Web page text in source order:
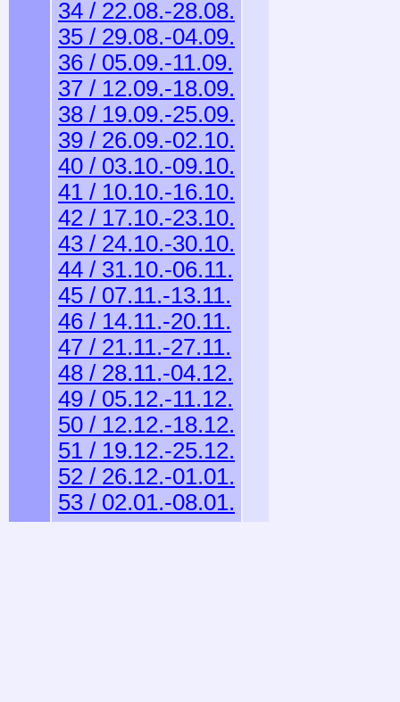
34 / 22.08.-28.08.
35 / 29.08.-04.09.
36 / 05.09.-11.09.
37 / 12.09.-18.09.
38 / 19.09.-25.09.
39 / 26.09.-02.10.
40 / 03.10.-09.10.
41 / 10.10.-16.10.
42 / 17.10.-23.10.
43 / 24.10.-30.10.
44 / 31.10.-06.11.
45 / 07.11.-13.11.
46 / 14.11.-20.11.
47 / 21.11.-27.11.
48 / 28.11.-04.12.
49 / 05.12.-11.12.
50 / 12.12.-18.12.
51 / 19.12.-25.12.
52 / 26.12.-01.01.
53 / 02.01.-08.01.